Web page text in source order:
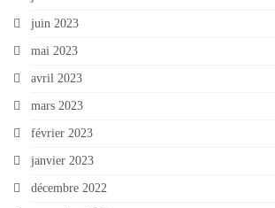
juin 2023
mai 2023
avril 2023
mars 2023
février 2023
janvier 2023
décembre 2022